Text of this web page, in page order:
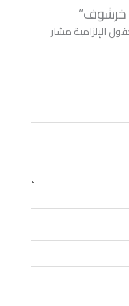
خرشوف”
الإلزامية مشار